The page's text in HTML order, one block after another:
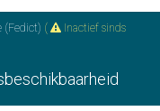
(Fedict) (
Inactief sinds